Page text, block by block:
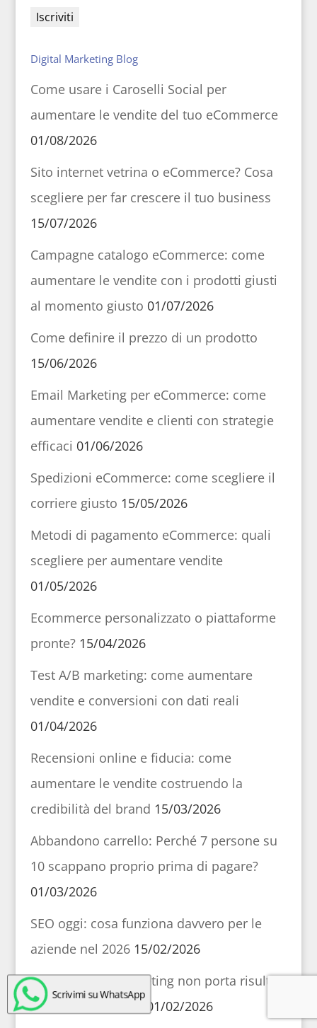
Digital Marketing Blog
Come usare i Caroselli Social per
aumentare le vendite del tuo eCommerce
01/08/2026
Sito internet vetrina o eCommerce? Cosa
scegliere per far crescere il tuo business
15/07/2026
Campagne catalogo eCommerce: come
aumentare le vendite con i prodotti giusti
al momento giusto 01/07/2026
Come definire il prezzo di un prodotto
15/06/2026
Email Marketing per eCommerce: come
aumentare vendite e clienti con strategie
efficaci 01/06/2026
Spedizioni eCommerce: come scegliere il
corriere giusto 15/05/2026
Metodi di pagamento eCommerce: quali
scegliere per aumentare vendite
01/05/2026
Ecommerce personalizzato o piattaforme
pronte? 15/04/2026
Test A/B marketing: come aumentare
vendite e conversioni con dati reali
01/04/2026
Recensioni online e fiducia: come
aumentare le vendite costruendo la
credibilità del brand 15/03/2026
Abbandono carrello: Perché 7 persone su
10 scappano proprio prima di pagare?
01/03/2026
SEO oggi: cosa funziona davvero per le
aziende nel 2026 15/02/2026
Perché il web marketing non porta risultati
(e come rimediare) 01/02/2026
Scrivimi su WhatsApp